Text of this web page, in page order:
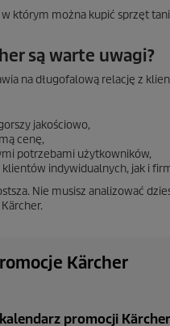
którym można kupić sprzęt
są warte uwagi?
na długofalową relację z
jakościowo,
cenę,
potrzebami użytkowników,
indywidualnych, jak i
Nie musisz analizować
Kärcher
promocji